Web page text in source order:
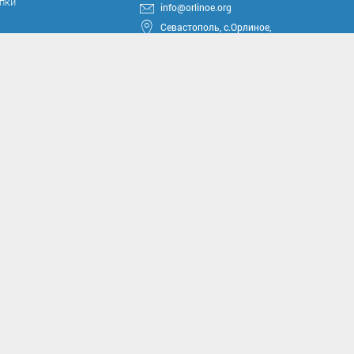
info@orlinoe.org
Севастополь, с.Орлиное,